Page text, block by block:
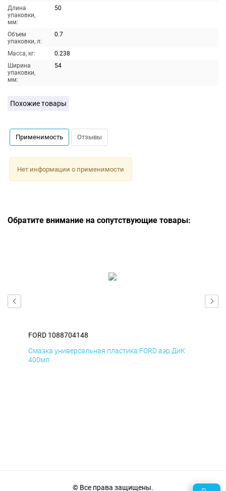
Длина
упаковки,
мм:
50
Объем
упаковки, л:
0.7
Масса, кг:
0.238
Ширина
упаковки,
мм:
54
Похожие товары
Применимость Отзывы
Нет информации о применимости
Обратите внимание на сопутствующие товары:
FORD 1088704148
Смазка универсальная пластика FORD аэр ДиК
400мл
© Все права защищены.